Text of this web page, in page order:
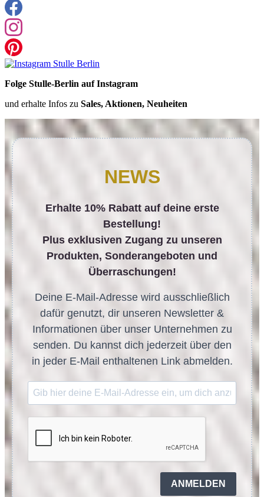
Folge Stulle-Berlin auf Instagram
und erhalte Infos zu Sales, Aktionen, Neuheiten
NEWS
Erhalte 10% Rabatt auf deine erste
Bestellung!
Plus exklusiven Zugang zu unseren
Produkten, Sonderangeboten und
Überraschungen!
Deine E-Mail-Adresse wird ausschließlich
dafür genutzt, dir unseren Newsletter &
Informationen über unser Unternehmen zu
senden. Du kannst dich jederzeit über den
in jeder E-Mail enthaltenen Link abmelden.
ANMELDEN